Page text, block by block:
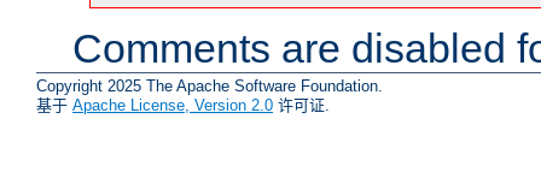
Comments are disabled
Copyright 2025 The Apache Software Foundation.
基于 Apache License, Version 2.0 许可证.